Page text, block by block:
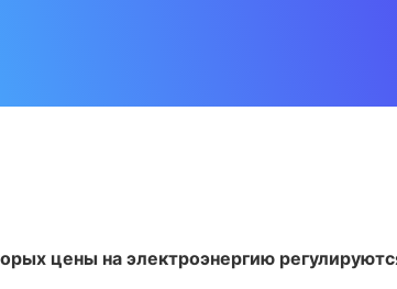
цены на электроэнергию